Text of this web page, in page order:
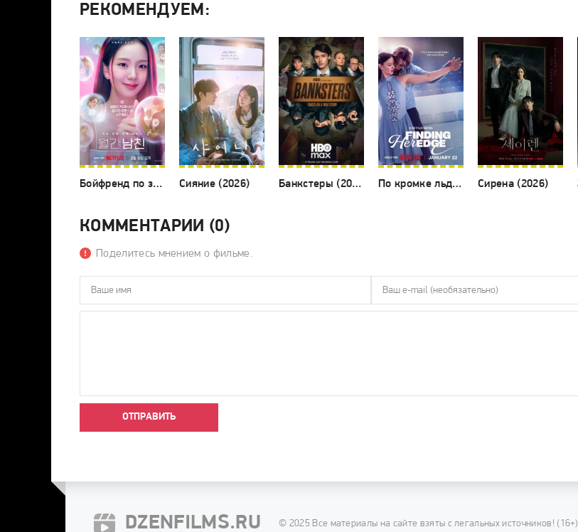
РЕКОМЕНДУЕМ:
Бойфренд по запросу (2026) Сияние (2026) Банкстеры (2026) По кромке льда (2026) Сирена (2026)
КОММЕНТАРИИ (0)
Поделитесь мнением о фильме.
ОТПРАВИТЬ
DZENFILMS.RU © 2025 Все материалы на сайте взяты с легальных источников! (16+)